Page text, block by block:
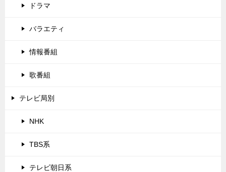
ドラマ
バラエティ
情報番組
歌番組
テレビ局別
NHK
TBS系
テレビ朝日系